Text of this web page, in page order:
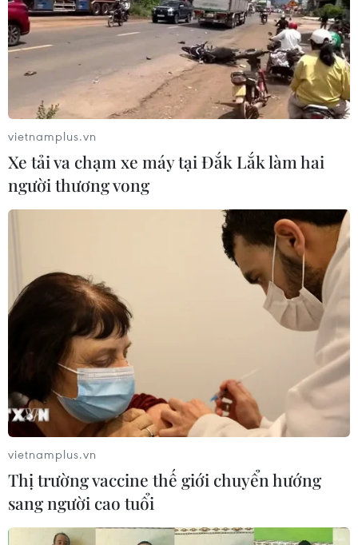
vietnamplus.vn
Xe tải va chạm xe máy tại Đắk Lắk làm hai
người thương vong
vietnamplus.vn
Thị trường vaccine thế giới chuyển hướng
sang người cao tuổi